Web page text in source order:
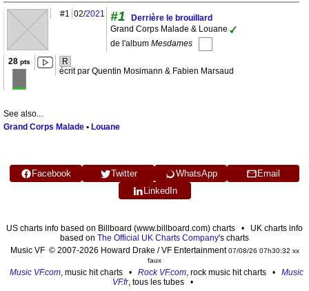
#1 02/2021 #1
Derrière le brouillard
Grand Corps Malade & Louane
de l'album Mesdames
28 pts
R
écrit par Quentin Mosimann & Fabien Marsaud
See also...
Grand Corps Malade • Louane
Facebook Twitter WhatsApp
Email
LinkedIn
US charts info based on Billboard (www.billboard.com) charts • UK charts info
based on The Official UK Charts Company's charts
Music VF © 2007-2026 Howard Drake / VF Entertainment07/08/26 07h30:32 xx
faux
Music VF.com, music hit charts • Rock VF.com, rock music hit charts • Music
VF.fr, tous les tubes •